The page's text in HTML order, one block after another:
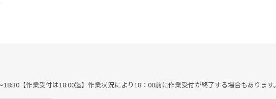
18:30【作業受付は18:00迄】作業状況により18：00前に作業受付が終了する場合もあります。